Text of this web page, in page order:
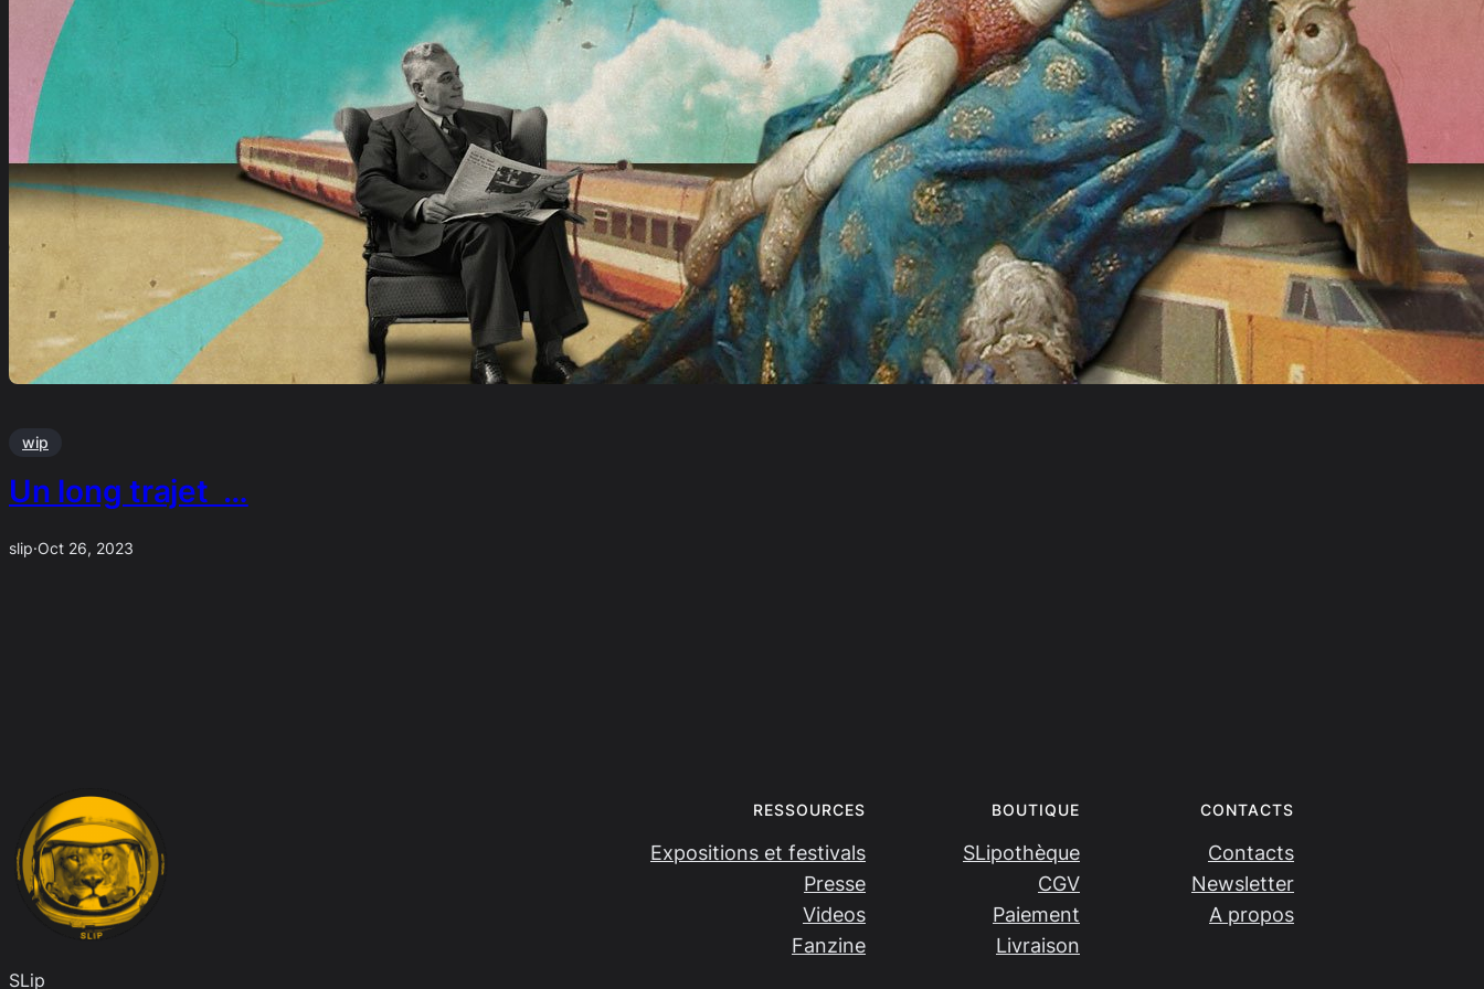
wip
Un long trajet …
slip·Oct 26, 2023
SLip
RESSOURCES
Expositions et festivals
Presse
Videos
Fanzine
BOUTIQUE
SLipothèque
CGV
Paiement
Livraison
CONTACTS
Contacts
Newsletter
A propos